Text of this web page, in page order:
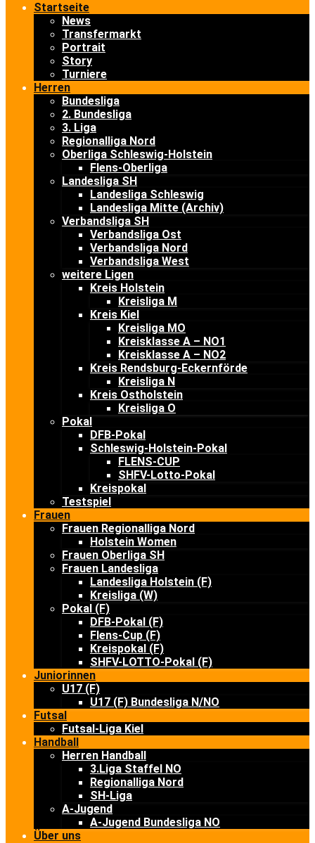
Startseite
News
Transfermarkt
Portrait
Story
Turniere
Herren
Bundesliga
2. Bundesliga
3. Liga
Regionalliga Nord
Oberliga Schleswig-Holstein
Flens-Oberliga
Landesliga SH
Landesliga Schleswig
Landesliga Mitte (Archiv)
Verbandsliga SH
Verbandsliga Ost
Verbandsliga Nord
Verbandsliga West
weitere Ligen
Kreis Holstein
Kreisliga M
Kreis Kiel
Kreisliga MO
Kreisklasse A – NO1
Kreisklasse A – NO2
Kreis Rendsburg-Eckernförde
Kreisliga N
Kreis Ostholstein
Kreisliga O
Pokal
DFB-Pokal
Schleswig-Holstein-Pokal
FLENS-CUP
SHFV-Lotto-Pokal
Kreispokal
Testspiel
Frauen
Frauen Regionalliga Nord
Holstein Women
Frauen Oberliga SH
Frauen Landesliga
Landesliga Holstein (F)
Kreisliga (W)
Pokal (F)
DFB-Pokal (F)
Flens-Cup (F)
Kreispokal (F)
SHFV-LOTTO-Pokal (F)
Juniorinnen
U17 (F)
U17 (F) Bundesliga N/NO
Futsal
Futsal-Liga Kiel
Handball
Herren Handball
3.Liga Staffel NO
Regionalliga Nord
SH-Liga
A-Jugend
A-Jugend Bundesliga NO
Über uns